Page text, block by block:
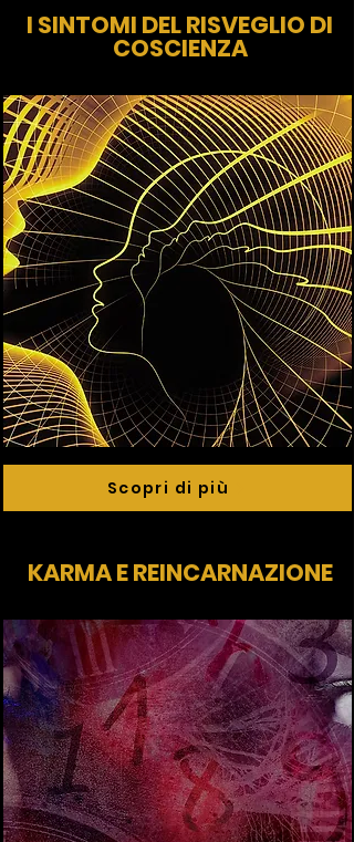
I SINTOMI DEL RISVEGLIO DI
COSCIENZA
Scopri di più
KARMA E REINCARNAZIONE